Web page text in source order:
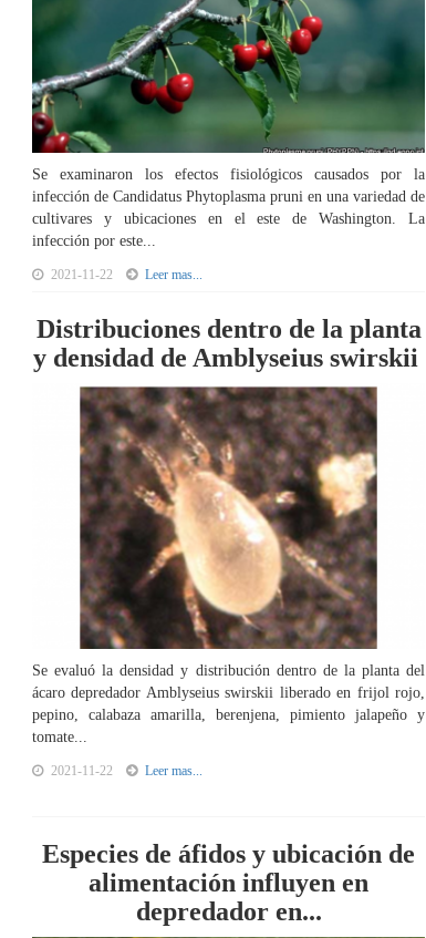
Se examinaron los efectos fisiológicos causados por la
infección de Candidatus Phytoplasma pruni en una variedad de
cultivares y ubicaciones en el este de Washington. La
infección por este...
2021-11-22 Leer mas...
Distribuciones dentro de la planta
y densidad de Amblyseius swirskii
Se evaluó la densidad y distribución dentro de la planta del
ácaro depredador Amblyseius swirskii liberado en frijol rojo,
pepino, calabaza amarilla, berenjena, pimiento jalapeño y
tomate...
2021-11-22 Leer mas...
Especies de áfidos y ubicación de
alimentación influyen en
depredador en...